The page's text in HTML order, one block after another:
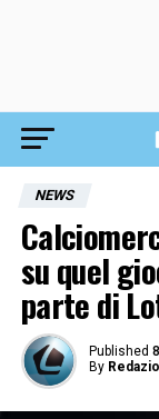
NEWS
su quel
parte di
Published
By